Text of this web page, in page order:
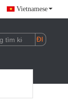
Vietnamese